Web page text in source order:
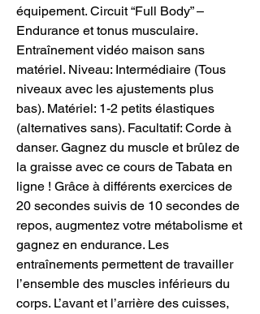
équipement. Circuit “Full Body” –
Endurance et tonus musculaire.
Entraînement vidéo maison sans
matériel. Niveau: Intermédiaire (Tous
niveaux avec les ajustements plus
bas). Matériel: 1-2 petits élastiques
(alternatives sans). Facultatif: Corde à
danser. Gagnez du muscle et brûlez de
la graisse avec ce cours de Tabata en
ligne ! Grâce à différents exercices de
20 secondes suivis de 10 secondes de
repos, augmentez votre métabolisme et
gagnez en endurance. Les
entraînements permettent de travailler
l’ensemble des muscles inférieurs du
corps. L’avant et l’arrière des cuisses,